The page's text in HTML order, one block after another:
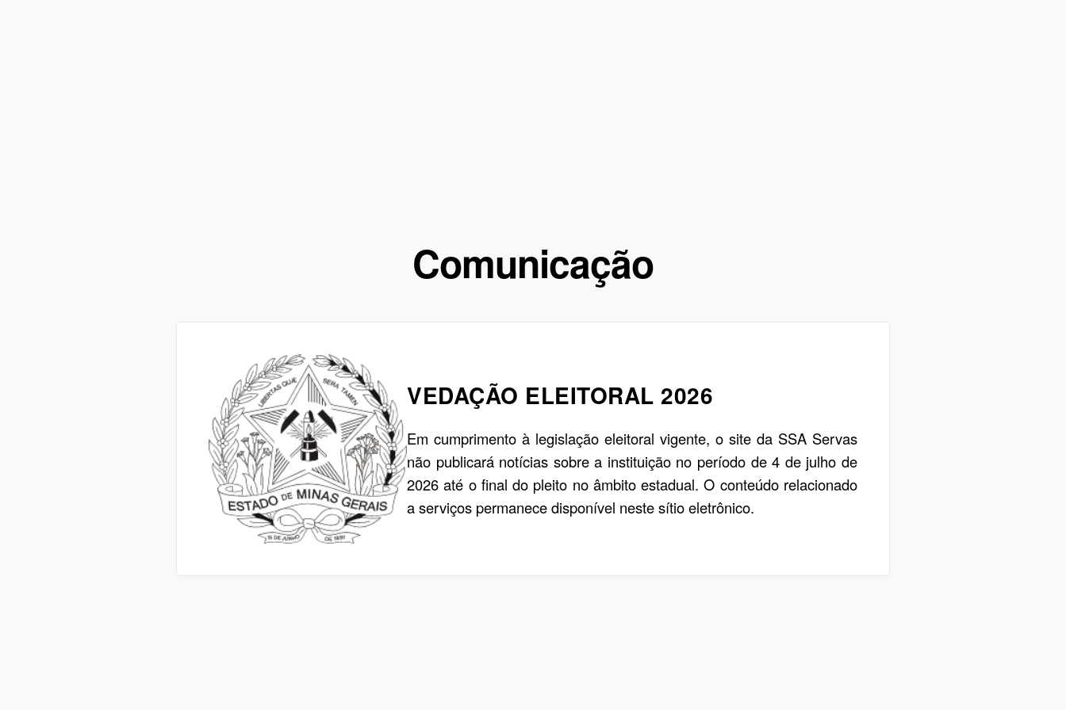
Comunicação
VEDAÇÃO ELEITORAL 2026
Em cumprimento à legislação eleitoral vigente, o site da SSA Servas
não publicará notícias sobre a instituição no período de 4 de julho de
2026 até o final do pleito no âmbito estadual. O conteúdo relacionado
a serviços permanece disponível neste sítio eletrônico.